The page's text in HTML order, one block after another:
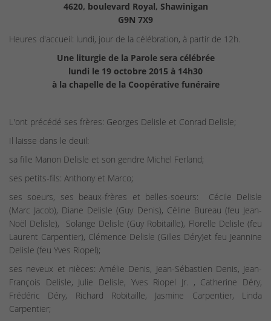
4620, boulevard Royal, Shawinigan
G9N 7X9
Heures d'accueil: lundi, jour de la célébration, à partir de 12h.
Une liturgie de la Parole sera célébrée
lundi le 19 octobre 2015 à 14h30
à la chapelle de la Coopérative funéraire
L'ont précédé ses frères: Georges Delisle et Conrad Delisle;
Il laisse dans le deuil:
sa fille Manon Delisle et son gendre Michel Ferland;
ses petits-fils: Anthony et Marco;
ses soeurs, ses beaux-frères et belles-soeurs: Cécile Delisle
(Marc Jacob), Diane Delisle (Guy Denis), Céline Bureau (feu Jean-
Noël Delisle), Solange Delisle (Guy Robitaille), Florelle Delisle (feu
Laurent Carpentier), Clémence Delisle (Gilles Déry)et feu Jeannine
Delisle (feu Yves Riopel);
ses neveux et nièces: Amélie Denis, Jean-Sébastien Denis, Jean-
François Delisle, Julie Delisle, Yves Riopel Jr. , Catherine Déry,
Frédéric Déry, Richard Robitaille, Jasmine Carpentier, Linda
Carpentier;